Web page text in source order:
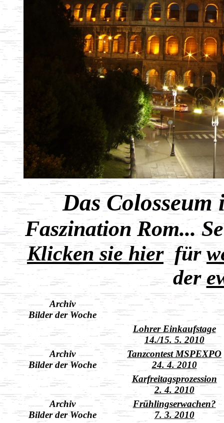
Das
Faszination Rom...
Klicken sie hierfür
der
Archiv
Bilder der Woche
Lohrer Einkaufstage
14./15. 5. 2010
Archiv
Bilder der Woche
Tanzcontest MSPEXPO
24. 4. 2010
Karfreitagsprozession
2. 4. 2010
Archiv
Bilder der Woche
Frühlingserwachen?
7. 3. 2010